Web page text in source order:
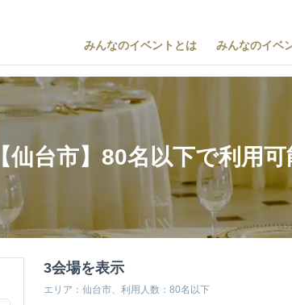
みんなのイベントとは みんなのイベ
【仙台市】80名以下で利用
3会場を表示
エリア：仙台市、利用人数：80名以下